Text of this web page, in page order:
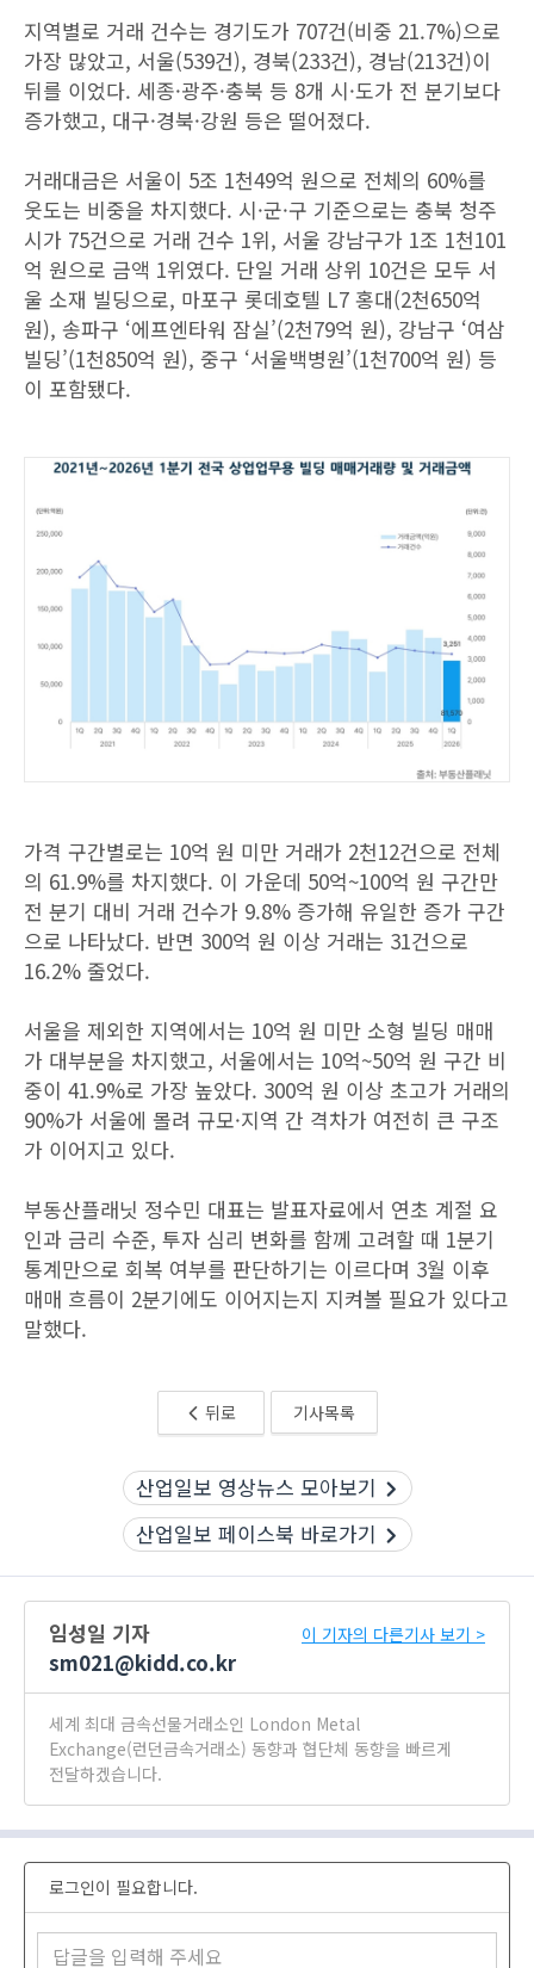
지역별로 거래 건수는 경기도가 707건(비중 21.7%)으로
가장 많았고, 서울(539건), 경북(233건), 경남(213건)이
뒤를 이었다. 세종·광주·충북 등 8개 시·도가 전 분기보다
증가했고, 대구·경북·강원 등은 떨어졌다.
거래대금은 서울이 5조 1천49억 원으로 전체의 60%를
웃도는 비중을 차지했다. 시·군·구 기준으로는 충북 청주
시가 75건으로 거래 건수 1위, 서울 강남구가 1조 1천101
억 원으로 금액 1위였다. 단일 거래 상위 10건은 모두 서
울 소재 빌딩으로, 마포구 롯데호텔 L7 홍대(2천650억
원), 송파구 ‘에프엔타워 잠실’(2천79억 원), 강남구 ‘여삼
빌딩’(1천850억 원), 중구 ‘서울백병원’(1천700억 원) 등
이 포함됐다.
가격 구간별로는 10억 원 미만 거래가 2천12건으로 전체
의 61.9%를 차지했다. 이 가운데 50억~100억 원 구간만
전 분기 대비 거래 건수가 9.8% 증가해 유일한 증가 구간
으로 나타났다. 반면 300억 원 이상 거래는 31건으로
16.2% 줄었다.
서울을 제외한 지역에서는 10억 원 미만 소형 빌딩 매매
가 대부분을 차지했고, 서울에서는 10억~50억 원 구간 비
중이 41.9%로 가장 높았다. 300억 원 이상 초고가 거래의
90%가 서울에 몰려 규모·지역 간 격차가 여전히 큰 구조
가 이어지고 있다.
부동산플래닛 정수민 대표는 발표자료에서 연초 계절 요
인과 금리 수준, 투자 심리 변화를 함께 고려할 때 1분기
통계만으로 회복 여부를 판단하기는 이르다며 3월 이후
매매 흐름이 2분기에도 이어지는지 지켜볼 필요가 있다고
말했다.
뒤로 기사목록
산업일보 영상뉴스 모아보기
산업일보 페이스북 바로가기
임성일 기자
sm021@kidd.co.kr
이 기자의 다른기사 보기 >
세계 최대 금속선물거래소인 London Metal
Exchange(런던금속거래소) 동향과 협단체 동향을 빠르게
전달하겠습니다.
로그인이 필요합니다.